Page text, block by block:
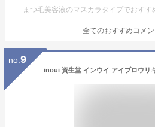
まつ毛美容液のマスカラタイプでおすす
全てのおすすめコメン
no. 9